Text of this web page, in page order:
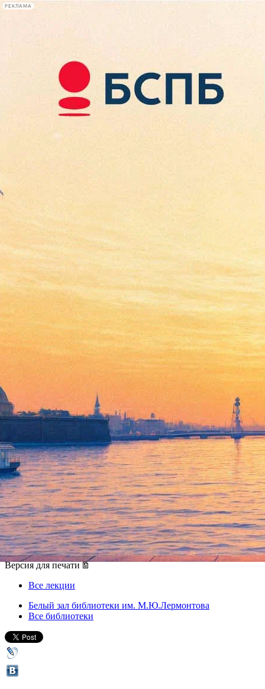
РЕКЛАМА
Сегодня:
2026.08.09
07:34
Афиша Plus
Лекция «Живопись и
фотография: соперники,
враги или друзья?»
19 октября 2012, пятница,18.30
Версия для печати
Все лекции
Белый зал библиотеки им. М.Ю.Лермонтова
Все библиотеки